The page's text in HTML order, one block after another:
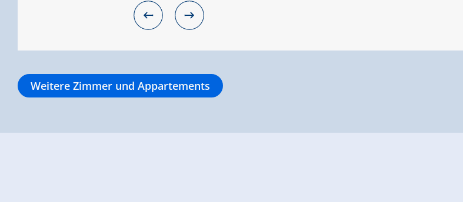
Weitere Zimmer und Appartements